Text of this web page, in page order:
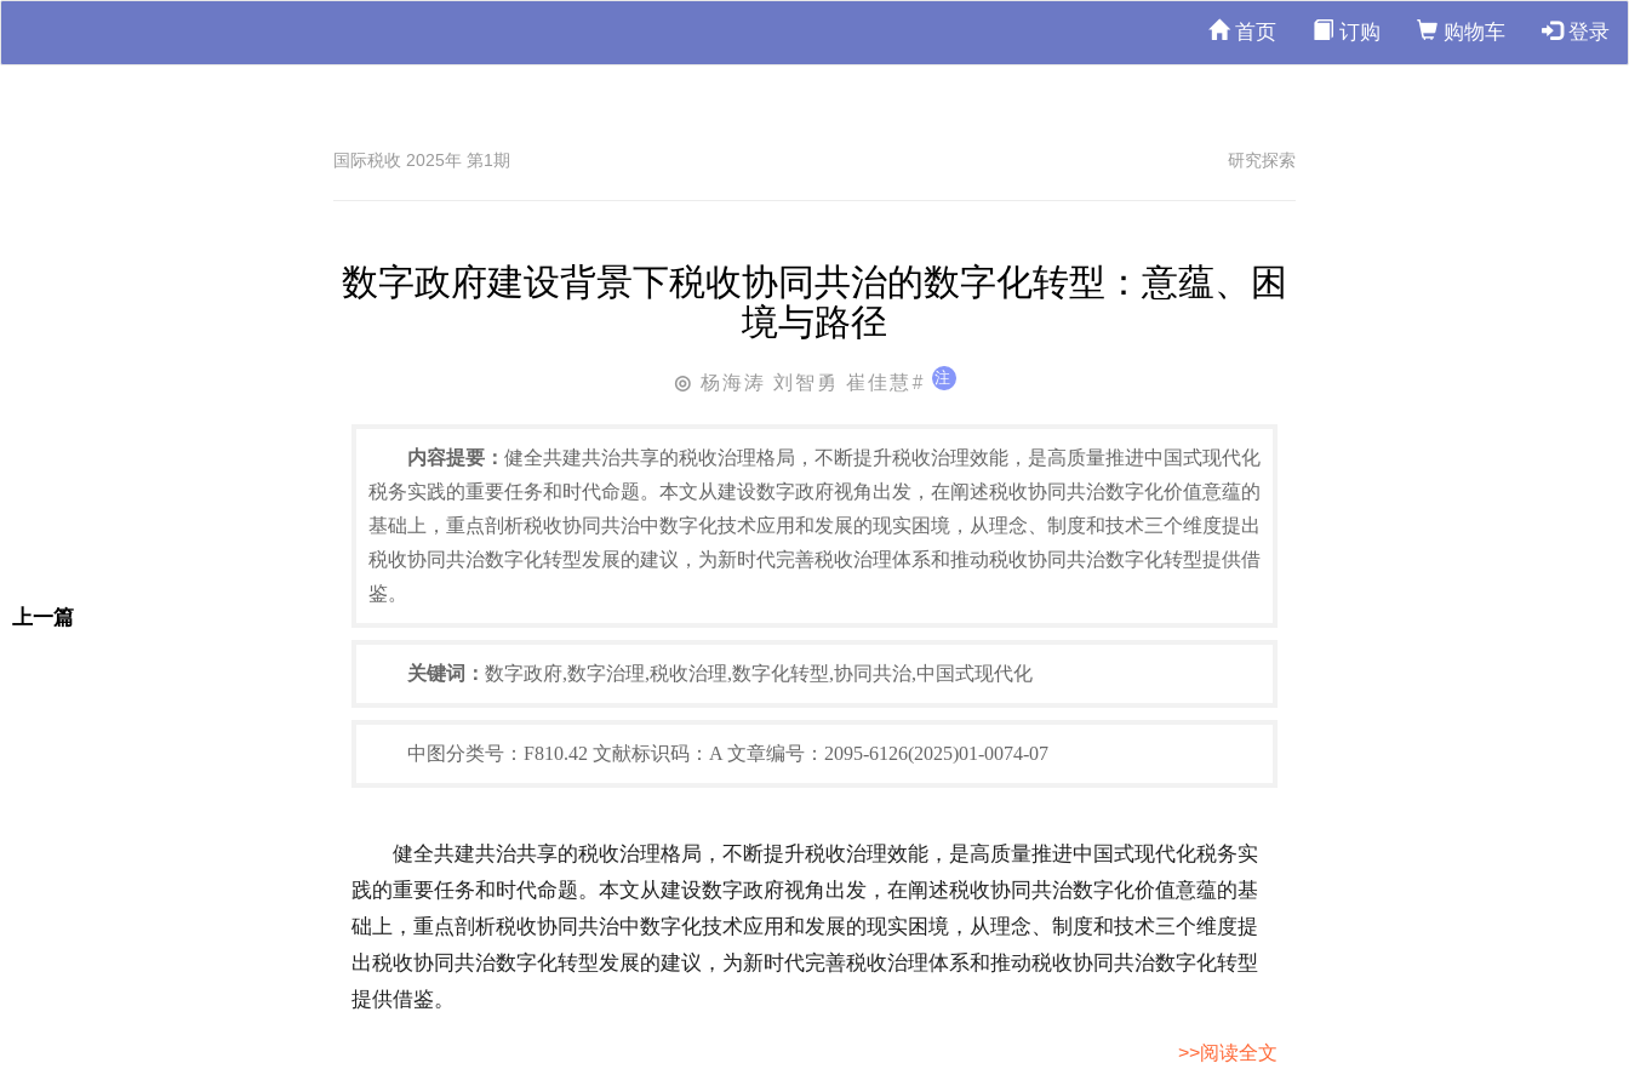
首页 订购 购物车 登录
国际税收 2025年 第1期 研究探索
数字政府建设背景下税收协同共治的数字化转型：意蕴、困
境与路径
◎ 杨海涛 刘智勇 崔佳慧# 注
上一篇
内容提要： 健全共建共治共享的税收治理格局，不断提升税收治理效能，是高质量推进中国式现代化
税务实践的重要任务和时代命题。本文从建设数字政府视角出发，在阐述税收协同共治数字化价值意蕴的
基础上，重点剖析税收协同共治中数字化技术应用和发展的现实困境，从理念、制度和技术三个维度提出
税收协同共治数字化转型发展的建议，为新时代完善税收治理体系和推动税收协同共治数字化转型提供借
鉴。
关键词： 数字政府,数字治理,税收治理,数字化转型,协同共治,中国式现代化
中图分类号：F810.42 文献标识码：A 文章编号：2095-6126(2025)01-0074-07
健全共建共治共享的税收治理格局，不断提升税收治理效能，是高质量推进中国式现代化税务实
践的重要任务和时代命题。本文从建设数字政府视角出发，在阐述税收协同共治数字化价值意蕴的基
础上，重点剖析税收协同共治中数字化技术应用和发展的现实困境，从理念、制度和技术三个维度提
出税收协同共治数字化转型发展的建议，为新时代完善税收治理体系和推动税收协同共治数字化转型
提供借鉴。
>>阅读全文